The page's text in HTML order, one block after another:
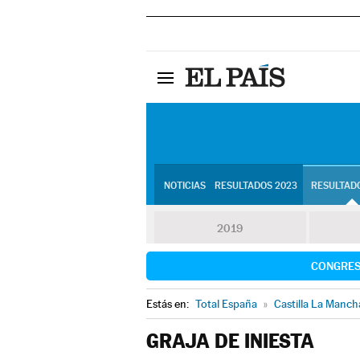
NOTICIAS RESULTADOS 2023
2019
Estás en: Total España » Castilla La
GRAJA DE INIESTA